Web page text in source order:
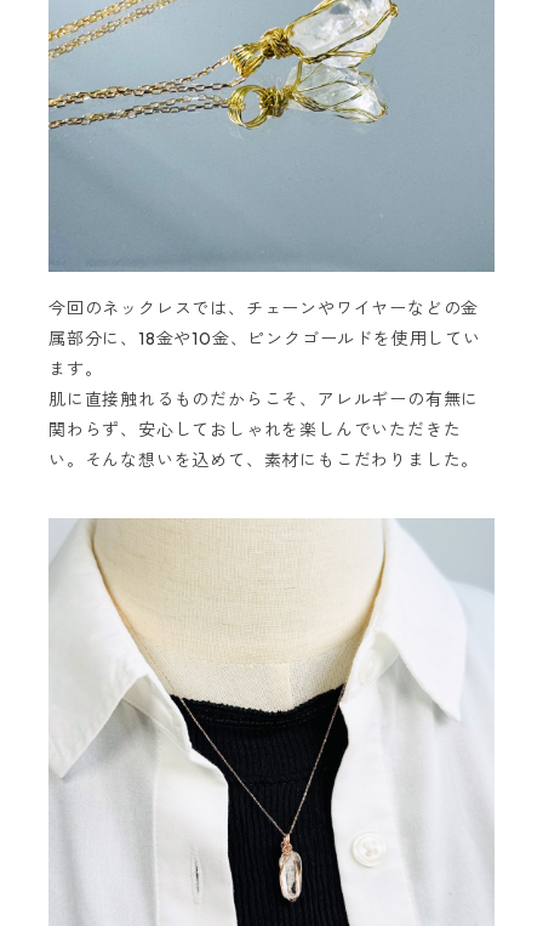
今回のネックレスでは、チェーンやワイヤーなどの金
属部分に、18金や10金、ピンクゴールドを使用してい
ます。
肌に直接触れるものだからこそ、アレルギーの有無に
関わらず、安心しておしゃれを楽しんでいただきた
い。そんな想いを込めて、素材にもこだわりました。